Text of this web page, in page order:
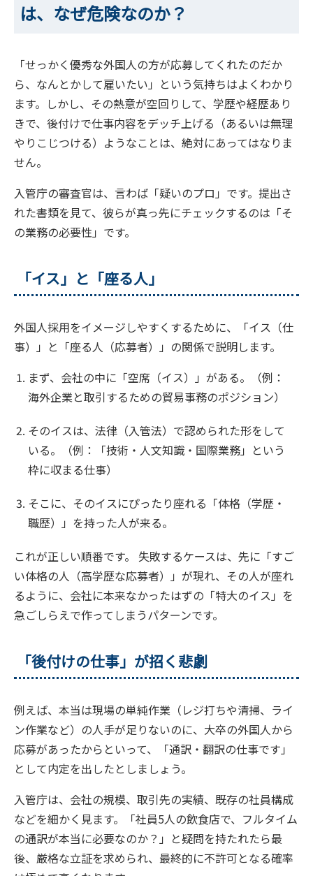
は、なぜ危険なのか？
「せっかく優秀な外国人の方が応募してくれたのだか
ら、なんとかして雇いたい」という気持ちはよくわかり
ます。しかし、その熱意が空回りして、学歴や経歴あり
きで、後付けで仕事内容をデッチ上げる（あるいは無理
やりこじつける）ようなことは、絶対にあってはなりま
せん。
入管庁の審査官は、言わば「疑いのプロ」です。提出さ
れた書類を見て、彼らが真っ先にチェックするのは「そ
の業務の必要性」です。
「イス」と「座る人」
外国人採用をイメージしやすくするために、「イス（仕
事）」と「座る人（応募者）」の関係で説明します。
まず、会社の中に「空席（イス）」がある。（例：
海外企業と取引するための貿易事務のポジション）
そのイスは、法律（入管法）で認められた形をして
いる。（例：「技術・人文知識・国際業務」という
枠に収まる仕事）
そこに、そのイスにぴったり座れる「体格（学歴・
職歴）」を持った人が来る。
これが正しい順番です。 失敗するケースは、先に「すご
い体格の人（高学歴な応募者）」が現れ、その人が座れ
るように、会社に本来なかったはずの「特大のイス」を
急ごしらえで作ってしまうパターンです。
「後付けの仕事」が招く悲劇
例えば、本当は現場の単純作業（レジ打ちや清掃、ライ
ン作業など）の人手が足りないのに、大卒の外国人から
応募があったからといって、「通訳・翻訳の仕事です」
として内定を出したとしましょう。
入管庁は、会社の規模、取引先の実績、既存の社員構成
などを細かく見ます。「社員5人の飲食店で、フルタイム
の通訳が本当に必要なのか？」と疑問を持たれたら最
後、厳格な立証を求められ、最終的に不許可となる確率